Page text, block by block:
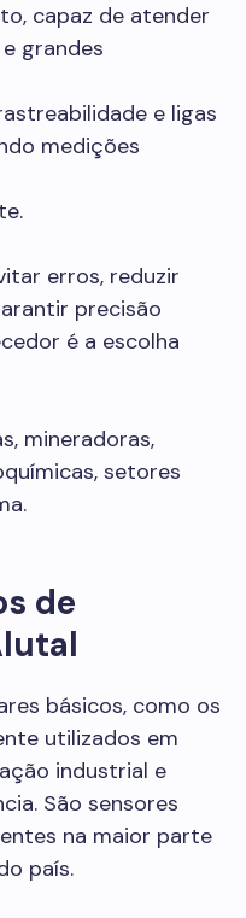
capaz de atender
grandes
e ligas
medições
erros, reduzir
precisão
é a escolha
mineradoras,
setores
de
básicos, como os
utilizados em
industrial e
São sensores
na maior parte
país.